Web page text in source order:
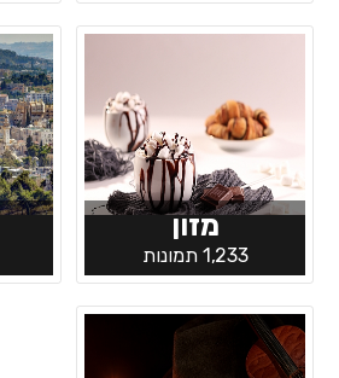
מזון
1,233 תמונות